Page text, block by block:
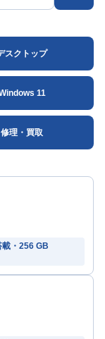
スクトップ
11
修理・買取
・256 GB